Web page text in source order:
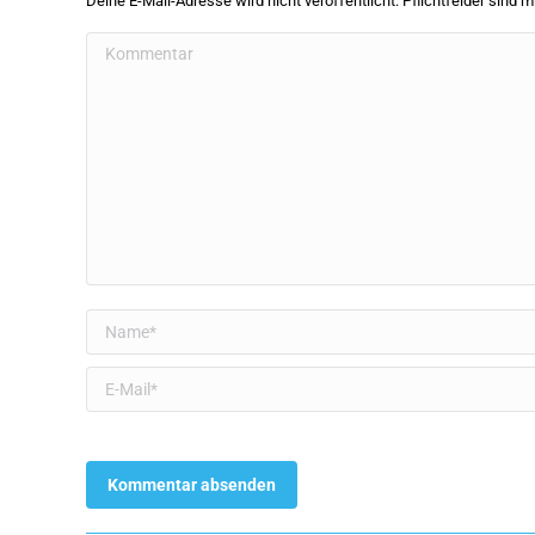
Kommentar
Name *
E-Mail *